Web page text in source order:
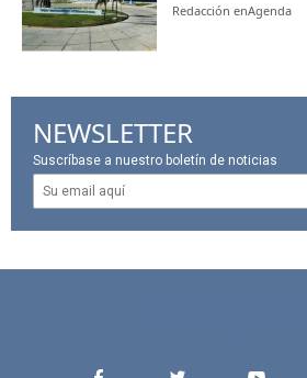
Redacción enAgenda
NEWSLETTER
Suscríbase a nuestro boletín de noticias